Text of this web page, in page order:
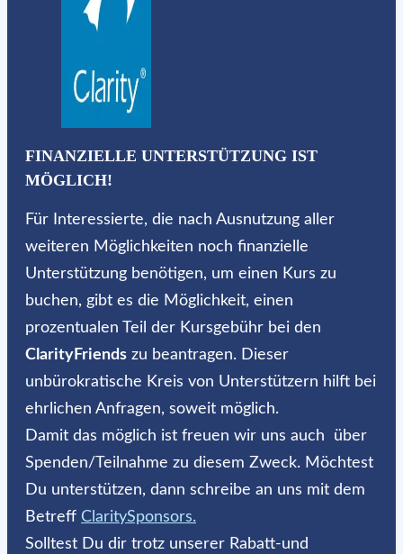
FINANZIELLE UNTERSTÜTZUNG IST
MÖGLICH!
Für Interessierte, die nach Ausnutzung aller
weiteren Möglichkeiten noch finanzielle
Unterstützung benötigen, um einen Kurs zu
buchen, gibt es die Möglichkeit, einen
prozentualen Teil der Kursgebühr bei den
ClarityFriends zu beantragen. Dieser
unbürokratische Kreis von Unterstützern hilft bei
ehrlichen Anfragen, soweit möglich.
Damit das möglich ist freuen wir uns auch über
Spenden/Teilnahme zu diesem Zweck. Möchtest
Du unterstützen, dann schreibe an uns mit dem
Betreff ClaritySponsors.
Solltest Du dir trotz unserer Rabatt-und